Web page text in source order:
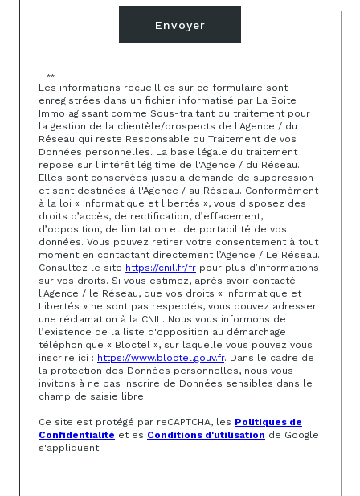
Envoyer
**
Les informations recueillies sur ce formulaire sont
enregistrées dans un fichier informatisé par La Boite
Immo agissant comme Sous-traitant du traitement pour
la gestion de la clientèle/prospects de l'Agence / du
Réseau qui reste Responsable du Traitement de vos
Données personnelles. La base légale du traitement
repose sur l'intérêt légitime de l'Agence / du Réseau.
Elles sont conservées jusqu'à demande de suppression
et sont destinées à l'Agence / au Réseau. Conformément
à la loi « informatique et libertés », vous disposez des
droits d’accès, de rectification, d’effacement,
d’opposition, de limitation et de portabilité de vos
données. Vous pouvez retirer votre consentement à tout
moment en contactant directement l’Agence / Le Réseau.
Consultez le site https://cnil.fr/fr pour plus d’informations
sur vos droits. Si vous estimez, après avoir contacté
l'Agence / le Réseau, que vos droits « Informatique et
Libertés » ne sont pas respectés, vous pouvez adresser
une réclamation à la CNIL. Nous vous informons de
l’existence de la liste d'opposition au démarchage
téléphonique « Bloctel », sur laquelle vous pouvez vous
inscrire ici : https://www.bloctel.gouv.fr. Dans le cadre de
la protection des Données personnelles, nous vous
invitons à ne pas inscrire de Données sensibles dans le
champ de saisie libre.
Ce site est protégé par reCAPTCHA, les Politiques de
Confidentialité et es Conditions d'utilisation de Google
s'appliquent.